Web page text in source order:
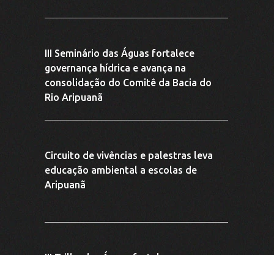
III Seminário das Águas fortalece
governança hídrica e avança na
consolidação do Comitê da Bacia do
Rio Aripuanã
Circuito de vivências e palestras leva
educação ambiental a escolas de
Aripuanã